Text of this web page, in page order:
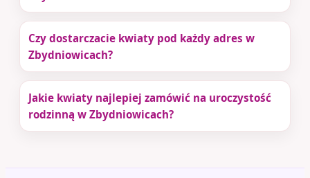
Czy dostarczacie kwiaty pod każdy adres w
Zbydniowicach?
Jakie kwiaty najlepiej zamówić na uroczystość
rodzinną w Zbydniowicach?